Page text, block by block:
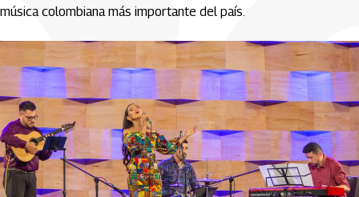
música colombiana más importante del país.